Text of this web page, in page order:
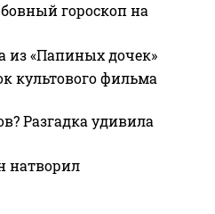
гороскоп на
из «Папиных дочек»
культового фильма
Разгадка удивила
натворил